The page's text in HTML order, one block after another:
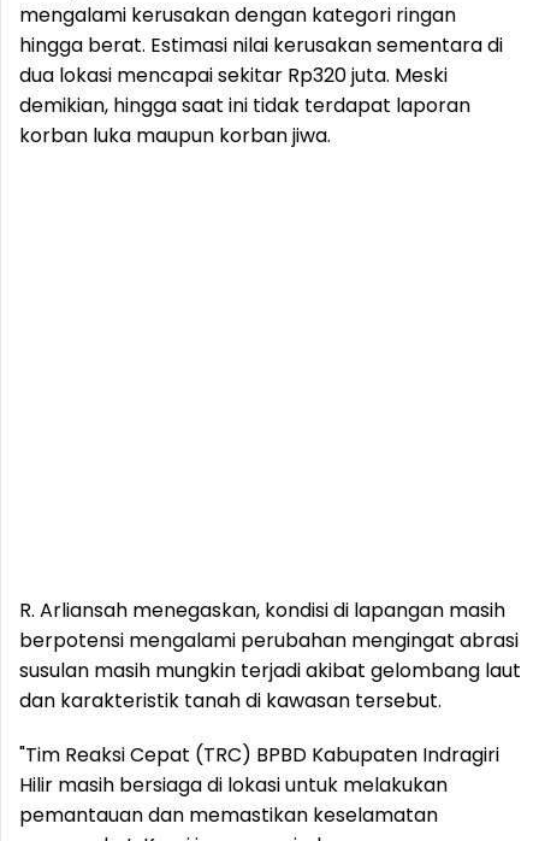
mengalami kerusakan dengan kategori ringan
hingga berat. Estimasi nilai kerusakan sementara di
dua lokasi mencapai sekitar Rp320 juta. Meski
demikian, hingga saat ini tidak terdapat laporan
korban luka maupun korban jiwa.
R. Arliansah menegaskan, kondisi di lapangan masih
berpotensi mengalami perubahan mengingat abrasi
susulan masih mungkin terjadi akibat gelombang laut
dan karakteristik tanah di kawasan tersebut.
"Tim Reaksi Cepat (TRC) BPBD Kabupaten Indragiri
Hilir masih bersiaga di lokasi untuk melakukan
pemantauan dan memastikan keselamatan